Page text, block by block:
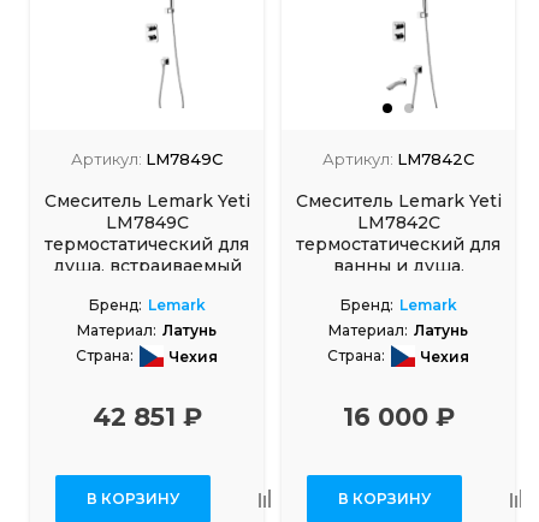
Артикул: LM7849C
Смеситель Lemark Yeti
LM7849C
термостатический для
душа, встраиваемый
Бренд: Lemark
Материал: Латунь
Страна:
Чехия
42 851 ₽
В КОРЗИНУ
Артикул: LM7842C
Смеситель Lemark Yeti
LM7842C
термостатический для
ванны и душа,
Бренд: Lemark
Материал: Латунь
Страна:
Чехия
16 000 ₽
В КОРЗИНУ